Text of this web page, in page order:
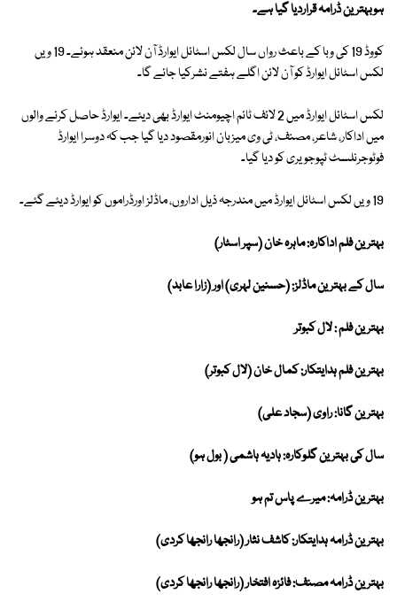
ہوبہترین ڈرامہ قراردیا گیا ہے۔
کووڈ 19 کی وبا کے باعث رواں سال لکس اسٹائل ایوارڈ آن لائن منعقد ہوئے۔ 19 ویں
لکس اسٹائل ایوارڈ کو آن لائن اگلے ہفتے نشرکیا جائے گا۔
لکس اسٹائل ایوارڈ میں 2 لائف ٹائم اچیومنٹ ایوارڈ بھی دیئے۔ ایوارڈ حاصل کرنے والوں
میں اداکار، شاعر، مصنف، ٹی وی میزبان انورمقصود دیا گیا جب کہ دوسرا ایوارڈ
فوٹوجرنلسٹ ٹپوجویری کو دیا گیا۔
19 ویں لکس اسٹائل ایوارڈ میں مندرجہ ذیل اداروں، ماڈلز اورڈراموں کو ایوارڈ دیئے گئے۔
بہترین فلم اداکارہ: ماہرہ خان (سپر اسٹار)
سال کے بہترین ماڈلز: (حسنین لہری) اور (زارا عابد)
بہترین فلم : لال کبوتر
بہترین فلم ہدایتکار: کمال خان (لال کبوتر)
بہترین گانا: راوی (سجاد علی)
سال کی بہترین گلوکارہ: ہادیہ ہاشمی ( بول ہو)
بہترین ڈرامہ: میرے پاس تم ہو
بہترین ڈرامہ ہدایتکار: کاشف نثار (رانجھا رانجھا کردی)
بہترین ڈرامہ مصنف: فائزہ افتخار (رانجھا رانجھا کردی)